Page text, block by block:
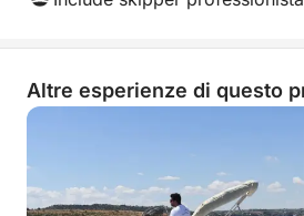
Altre esperienze di questo